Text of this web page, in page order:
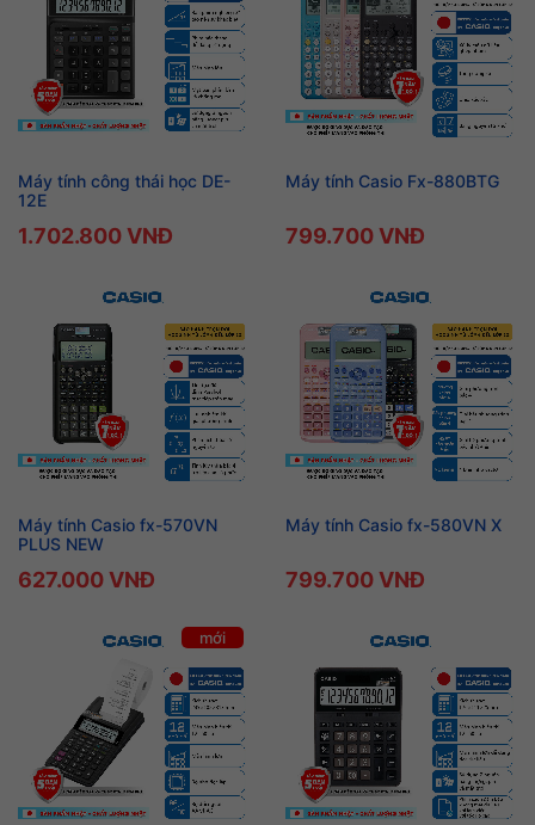
Máy tính công thái học DE-
12E
1.702.800 VNĐ
Máy tính Casio Fx-880BTG
799.700 VNĐ
Máy tính Casio fx-570VN
PLUS NEW
627.000 VNĐ
Máy tính Casio fx-580VN X
799.700 VNĐ
mới